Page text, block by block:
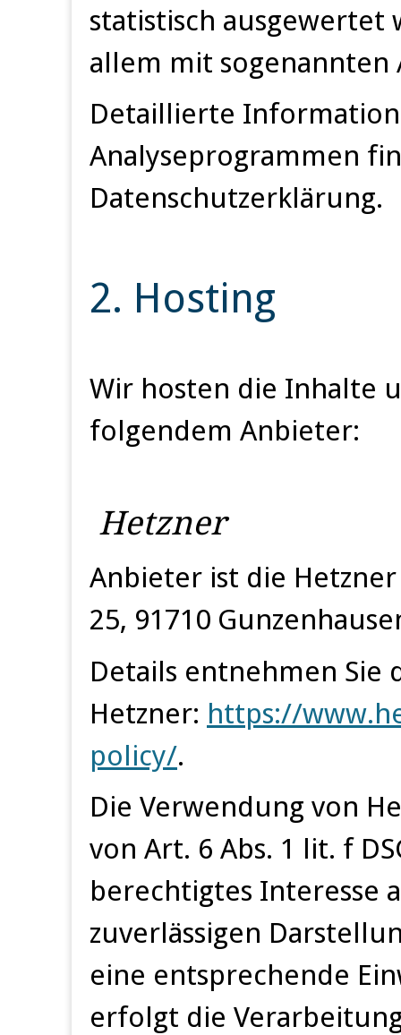
statistisch ausgewertet
allem mit sogenannten
Detaillierte
Analyseprogrammen
Datenschutzerklärung.
2. Hosting
Wir hosten die Inhalte
folgendem Anbieter:
Hetzner
Anbieter ist die
25, 91710
Details entnehmen Sie
Hetzner: https://
policy/.
Die Verwendung von
von Art. 6 Abs. 1 lit. f
berechtigtes Interesse
zuverlässigen
eine entsprechende
erfolgt die